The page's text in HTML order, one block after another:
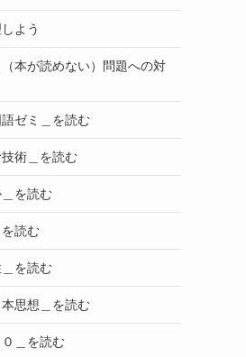
よう
（本が読めない）問題への対
ゼミ＿を読む
術＿を読む
＿を読む
読む
を読む
思想＿を読む
＿を読む